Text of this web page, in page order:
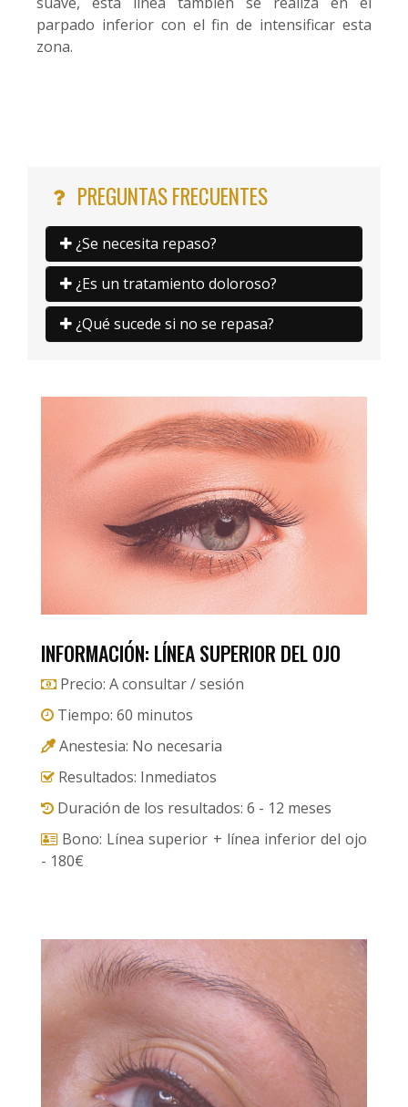
parpado inferior con el fin de intensificar esta
zona.
PREGUNTAS FRECUENTES
¿Se necesita repaso?
¿Es un tratamiento doloroso?
¿Qué sucede si no se repasa?
INFORMACIÓN: LÍNEA SUPERIOR DEL OJO
Precio: A consultar / sesión
Tiempo: 60 minutos
Anestesia: No necesaria
Resultados: Inmediatos
Duración de los resultados: 6 - 12 meses
Bono: Línea superior + línea inferior del ojo
- 180€